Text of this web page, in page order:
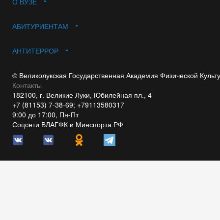
АБИТУРИЕНТАМ
АНТИТЕРРОР
© Великолукская Государственная Академия Физической
Контакты
182100, г. Великие Луки, Юбилейная пл., 4
+7 (81153) 7-38-69; +79113580317
9:00 до 17:00, Пн-Пт
Соцсети ВЛАГФК и Минспорта РФ